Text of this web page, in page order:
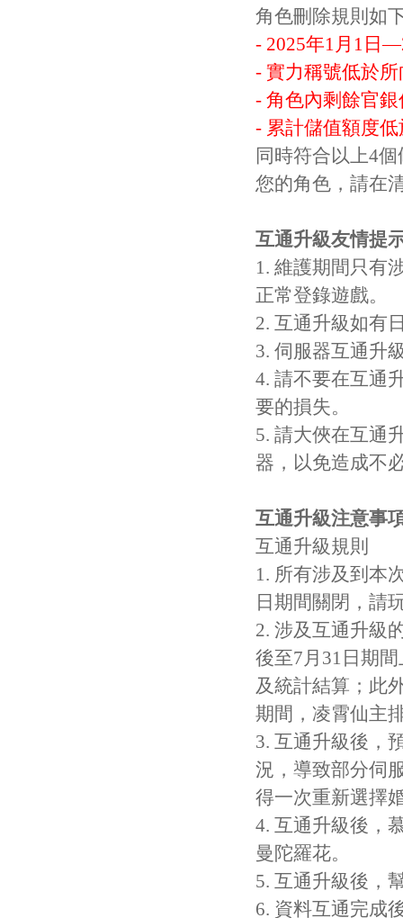
角色刪除規則如
- 2025年1月1日
- 實力稱號低於
- 角色內剩餘官
- 累計儲值額度
同時符合以上4
您的角色，請在
互通升級友情提
1. 維護期間只有
正常登錄遊戲。
2. 互通升級如有
3. 伺服器互通升
4. 請不要在互通
要的損失。
5. 請大俠在互通
器，以免造成不
互通升級注意事
互通升級規則
1. 所有涉及到本
日期間關閉，請
2. 涉及互通升級
後至7月31日期
及統計結算；此
期間，凌霄仙主
3. 互通升級後，
況，導致部分伺
得一次重新選擇
4. 互通升級後，
曼陀羅花。
5. 互通升級後，
6. 資料互通完成